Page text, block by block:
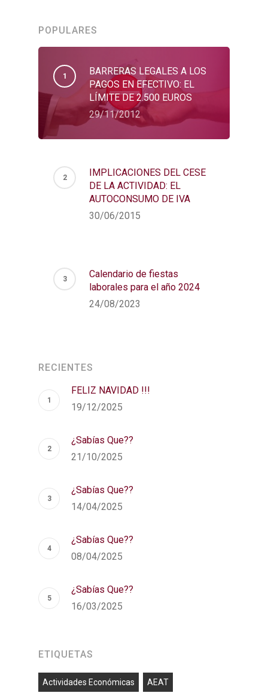
POPULARES
BARRERAS LEGALES A LOS
PAGOS EN EFECTIVO: EL
LÍMITE DE 2.500 EUROS
29/11/2012
IMPLICACIONES DEL CESE
DE LA ACTIVIDAD: EL
AUTOCONSUMO DE IVA
30/06/2015
Calendario de fiestas
laborales para el año 2024
24/08/2023
RECIENTES
FELIZ NAVIDAD !!!
19/12/2025
¿Sabías Que??
21/10/2025
¿Sabías Que??
14/04/2025
¿Sabías Que??
08/04/2025
¿Sabías Que??
16/03/2025
ETIQUETAS
Actividades Económicas AEAT